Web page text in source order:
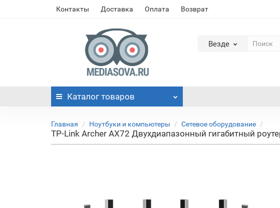
Контакты Доставка Оплата Возврат
Везде
Каталог товаров
Главная Ноутбуки и компьютеры Сетевое оборудование
TP-Link Archer AX72 Двухдиапазонный гигабитный